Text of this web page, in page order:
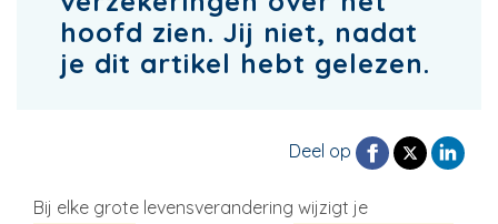
hoofd zien. Jij niet, nadat
je dit artikel hebt gelezen.
Deel op
Bij elke grote levensverandering wijzigt je